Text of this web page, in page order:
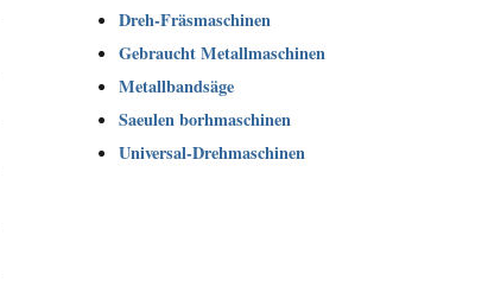
Dreh-Fräsmaschinen
Gebraucht Metallmaschinen
Metallbandsäge
Saeulen borhmaschinen
Universal-Drehmaschinen